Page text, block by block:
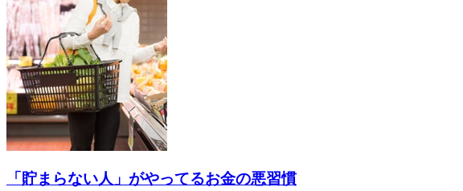
「貯まらない人」がやってるお金の悪習慣